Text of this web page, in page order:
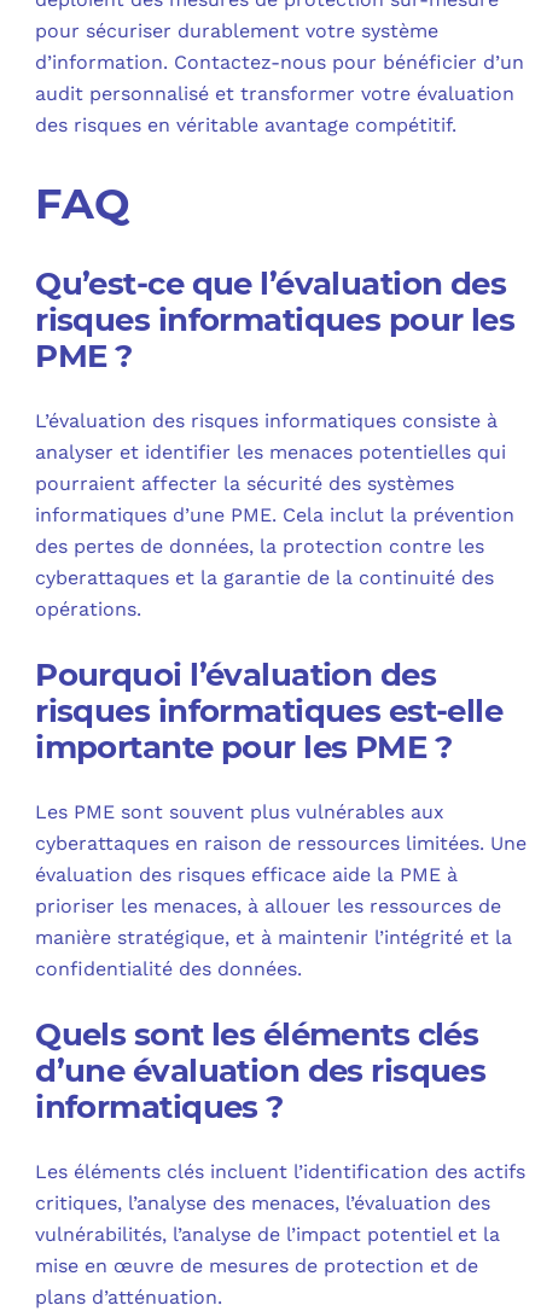
pour sécuriser durablement votre système
d’information. Contactez-nous pour bénéficier d’un
audit personnalisé et transformer votre évaluation
des risques en véritable avantage compétitif.
FAQ
Qu’est-ce que l’évaluation des
risques informatiques pour les
PME ?
L’évaluation des risques informatiques consiste à
analyser et identifier les menaces potentielles qui
pourraient affecter la sécurité des systèmes
informatiques d’une PME. Cela inclut la prévention
des pertes de données, la protection contre les
cyberattaques et la garantie de la continuité des
opérations.
Pourquoi l’évaluation des
risques informatiques est-elle
importante pour les PME ?
Les PME sont souvent plus vulnérables aux
cyberattaques en raison de ressources limitées. Une
évaluation des risques efficace aide la PME à
prioriser les menaces, à allouer les ressources de
manière stratégique, et à maintenir l’intégrité et la
confidentialité des données.
Quels sont les éléments clés
d’une évaluation des risques
informatiques ?
Les éléments clés incluent l’identification des actifs
critiques, l’analyse des menaces, l’évaluation des
vulnérabilités, l’analyse de l’impact potentiel et la
mise en œuvre de mesures de protection et de
plans d’atténuation.